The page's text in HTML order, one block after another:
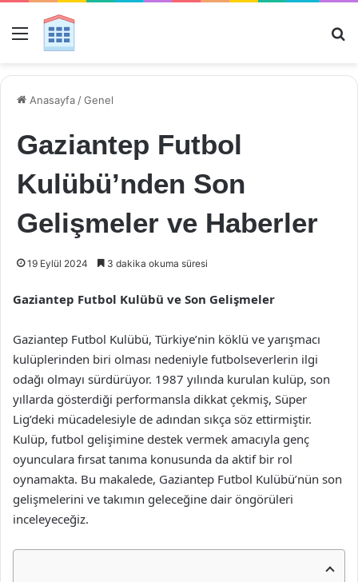
Menü
Anasayfa /Genel
Gaziantep Futbol
Kulübü’nden Son
Gelişmeler ve Haberler
19 Eylül 2024 3 dakika okuma süresi
Gaziantep Futbol Kulübü ve Son Gelişmeler
Gaziantep Futbol Kulübü, Türkiye’nin köklü ve yarışmacı
kulüplerinden biri olması nedeniyle futbolseverlerin ilgi
odağı olmayı sürdürüyor. 1987 yılında kurulan kulüp, son
yıllarda gösterdiği performansla dikkat çekmiş, Süper
Lig’deki mücadelesiyle de adından sıkça söz ettirmiştir.
Kulüp, futbol gelişimine destek vermek amacıyla genç
oyunculara fırsat tanıma konusunda da aktif bir rol
oynamakta. Bu makalede, Gaziantep Futbol Kulübü’nün son
gelişmelerini ve takımın geleceğine dair öngörüleri
inceleyeceğiz.